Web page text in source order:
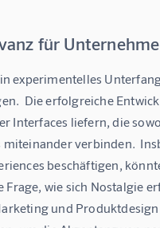
für
experimentelles
Die erfolgreiche
Interfaces liefern, die
verbinden.
beschäftigen,
Frage, wie sich Nostalgie
und